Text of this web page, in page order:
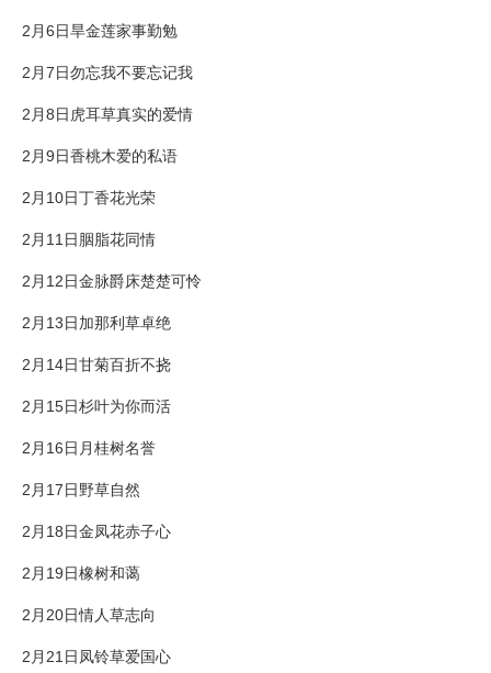
2月6日旱金莲家事勤勉
2月7日勿忘我不要忘记我
2月8日虎耳草真实的爱情
2月9日香桃木爱的私语
2月10日丁香花光荣
2月11日胭脂花同情
2月12日金脉爵床楚楚可怜
2月13日加那利草卓绝
2月14日甘菊百折不挠
2月15日杉叶为你而活
2月16日月桂树名誉
2月17日野草自然
2月18日金凤花赤子心
2月19日橡树和蔼
2月20日情人草志向
2月21日凤铃草爱国心